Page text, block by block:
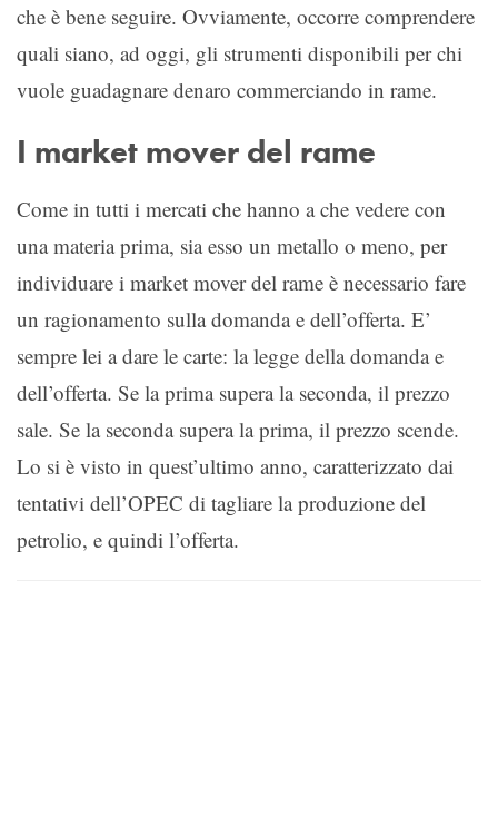
che è bene seguire. Ovviamente, occorre comprendere
quali siano, ad oggi, gli strumenti disponibili per chi
vuole guadagnare denaro commerciando in rame.
I market mover del rame
Come in tutti i mercati che hanno a che vedere con
una materia prima, sia esso un metallo o meno, per
individuare i market mover del rame è necessario fare
un ragionamento sulla domanda e dell’offerta. E’
sempre lei a dare le carte: la legge della domanda e
dell’offerta. Se la prima supera la seconda, il prezzo
sale. Se la seconda supera la prima, il prezzo scende.
Lo si è visto in quest’ultimo anno, caratterizzato dai
tentativi dell’OPEC di tagliare la produzione del
petrolio, e quindi l’offerta.